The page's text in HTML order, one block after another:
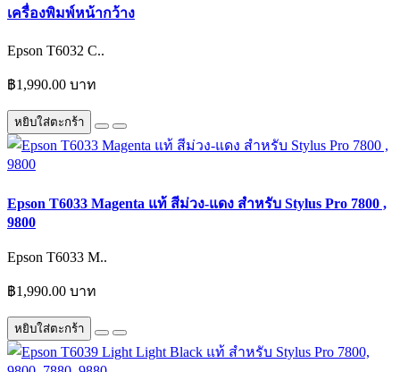
เครื่องพิมพ์หน้ากว้าง
Epson T6032 C..
฿1,990.00 บาท
หยิบใส่ตะกร้า
Epson T6033 Magenta แท้ สีม่วง-แดง สำหรับ Stylus Pro 7800 ,
9800
Epson T6033 M..
฿1,990.00 บาท
หยิบใส่ตะกร้า